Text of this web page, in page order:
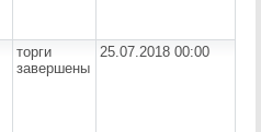
торги
завершены
25.07.2018 00:00